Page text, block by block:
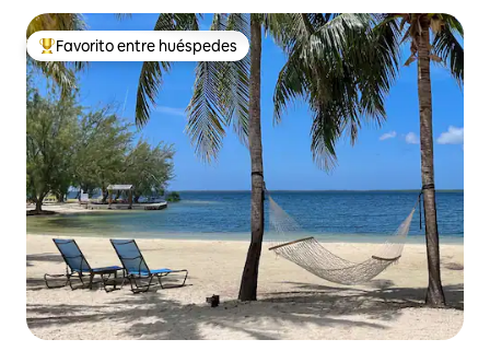
Favorito entre los huéspedes más destacados
Favorito entre huéspedes